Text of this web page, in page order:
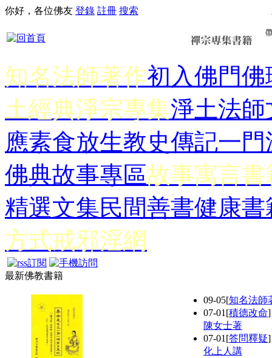
你好，各位佛友 登錄 註冊 搜索
知名法師著作初入佛門佛
土經典淨宗專集淨土法師
應素食放生教史傳記一門
佛典故事專區故事寓言書
精選文集民間善書健康書
方式戒邪淫網
最新佛教書籍
09-05[知名法師
07-01 [積德改命
陳女士著
07-01 [答問釋疑
化上人講